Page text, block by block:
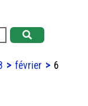
février
6